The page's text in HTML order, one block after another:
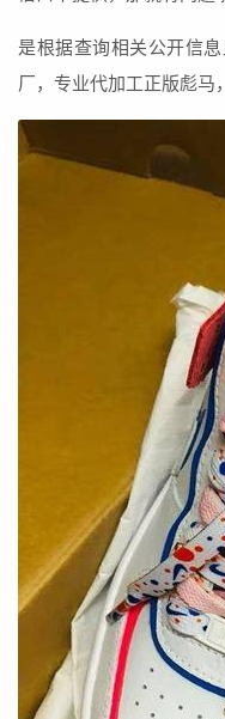
是根据查询相关公开信
厂，专业代加工正版彪马